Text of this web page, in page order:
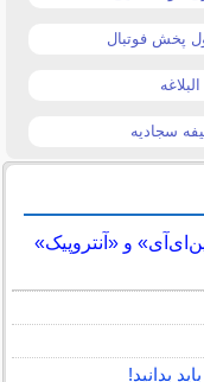
پخش فوتبال
سجادیه
و «آنتروپیک»
بدانید!